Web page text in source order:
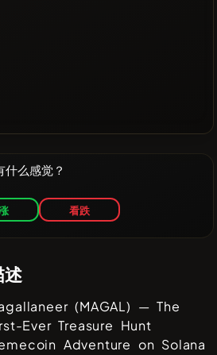
么感觉？
看跌
述
(MAGAL) — The
Ever Treasure Hunt
Adventure on Solana